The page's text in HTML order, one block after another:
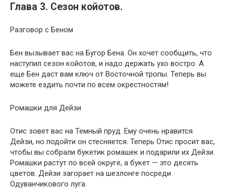
Глава 3. Сезон койотов.
Разговор с Беном
Бен вызывает вас на Бугор Бена. Он хочет сообщить, что
наступил сезон койотов, и надо держать ухо востро. А
еще Бен даст вам ключ от Восточной тропы. Теперь вы
можете ездить почти по всем окрестностям!
Ромашки для Дейзи
Отис зовет вас на Темный пруд. Ему очень нравится
Дейзи, но подойти он стесняется. Теперь Отис просит вас,
чтобы вы собрали букетик ромашек и подарили их Дейзи.
Ромашки растут по всей округе, а букет — это десять
цветов. Дейзи загорает на шезлонге посреди
Одуванчикового луга.